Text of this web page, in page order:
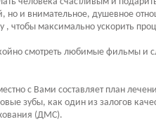
но и внимательное, душевное
, чтобы максимально ускорить
смотреть любимые фильмы и
с Вами составляет план
зубы, как один из залогов
(ДМС).